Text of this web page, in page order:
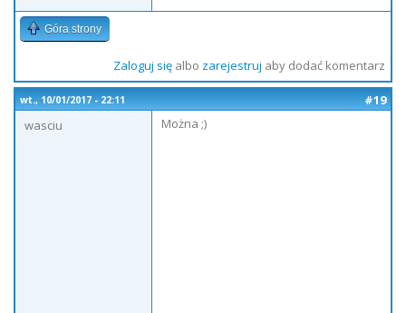
Góra strony
Zaloguj sięalbo zarejestruj aby dodać komentarz
wt., 10/01/2017 - 22:11
#19
wasciu
Można ;)